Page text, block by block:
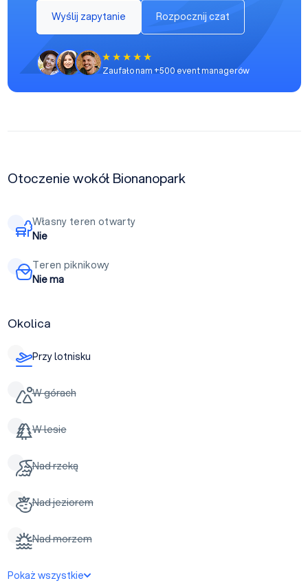
Wyślij zapytanie Rozpocznij czat
Zaufało nam +500 event managerów
Otoczenie wokół Bionanopark
Własny teren otwarty
Nie
Teren piknikowy
Nie ma
Okolica
Przy lotnisku
W górach
W lesie
Nad rzeką
Nad jeziorem
Nad morzem
Pokaż wszystkie